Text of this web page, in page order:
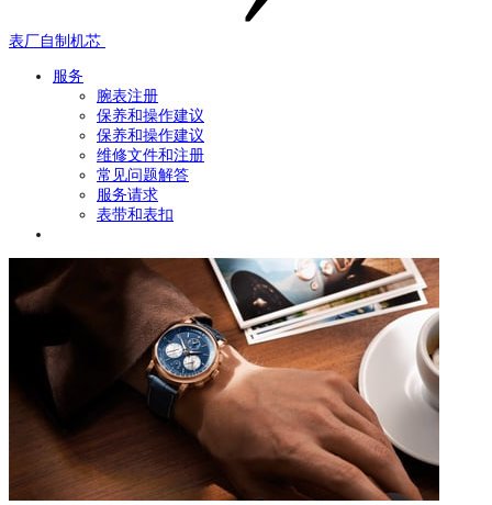
表厂自制机芯
服务
腕表注册
保养和操作建议
保养和操作建议
维修文件和注册
常见问题解答
服务请求
表带和表扣